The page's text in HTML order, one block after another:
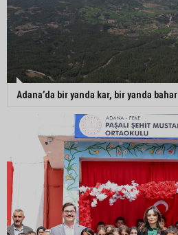
Adana’da bir yanda kar, bir yanda bahar